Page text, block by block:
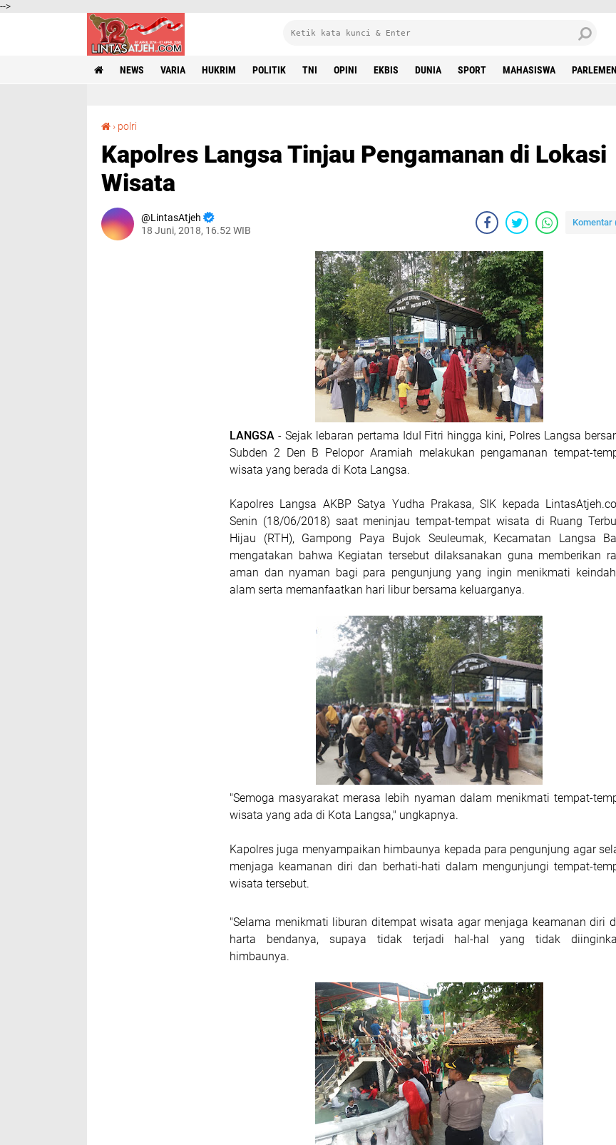
-->
NEWS VARIA HUKRIM POLITIK TNI OPINI EKBIS DUNIA SPORT MAHASISWA PARLEMEN
› polri
Kapolres Langsa Tinjau Pengamanan di Lokasi
Wisata
LintasAtjeh
18 Juni, 2018, 16.52 WIB
Komentar
LANGSA - Sejak lebaran pertama IduI Fitri hingga kini, Polres Langsa
Subden 2 Den B Pelopor Aramiah melakukan pengamanan tempat-
wisata yang berada di Kota Langsa.
Kapolres Langsa AKBP Satya Yudha Prakasa, SIK kepada
Senin (18/06/2018) saat meninjau tempat-tempat wisata di Ruang
Hijau (RTH), Gampong Paya Bujok Seuleumak, Kecamatan Langsa
mengatakan bahwa Kegiatan tersebut dilaksanakan guna memberikan
aman dan nyaman bagi para pengunjung yang ingin menikmati
alam serta memanfaatkan hari libur bersama keluarganya.
"Semoga masyarakat merasa lebih nyaman dalam menikmati tempat-
wisata yang ada di Kota Langsa," ungkapnya.
Kapolres juga menyampaikan himbaunya kepada para pengunjung agar
menjaga keamanan diri dan berhati-hati dalam mengunjungi tempat-
wisata tersebut.
"Selama menikmati liburan ditempat wisata agar menjaga keamanan diri
harta bendanya, supaya tidak terjadi hal-hal yang tidak
himbaunya.